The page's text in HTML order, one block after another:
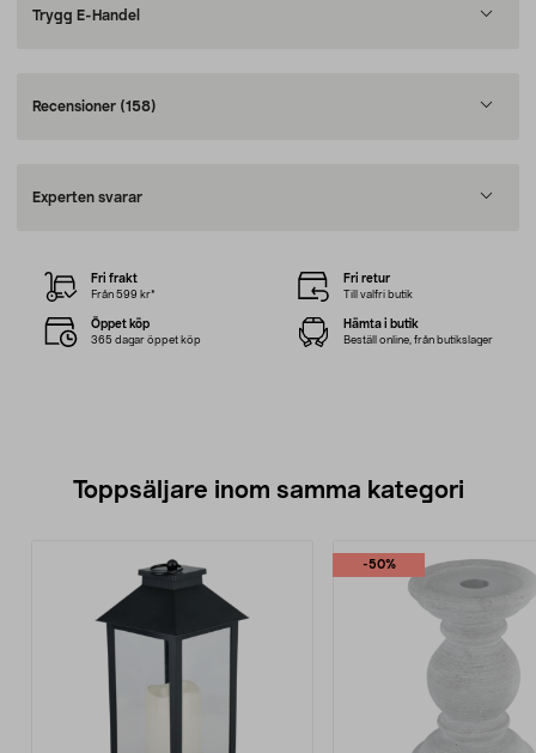
Trygg E-Handel
Recensioner (158)
Experten svarar
Fri frakt
Från 599 kr*
Fri retur
Till valfri butik
Öppet köp
365 dagar öppet köp
Hämta i butik
Beställ online, från butikslager
Toppsäljare inom samma kategori
-50%